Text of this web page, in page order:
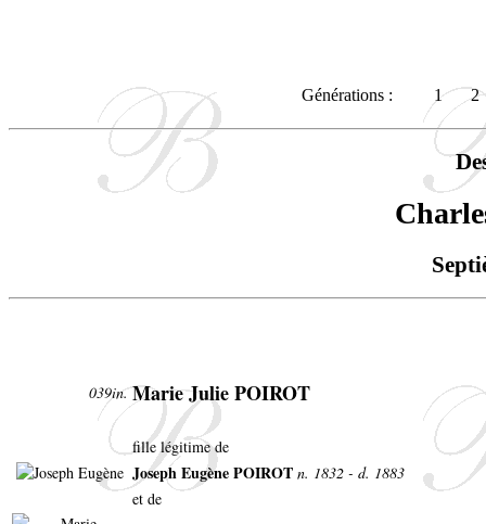
Générations : 1 2
039in. Marie Julie POIROT
fille légitime de
Joseph Eugène POIROT n. 1832 - d. 1883
et de